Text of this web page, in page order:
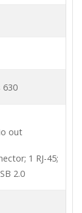
630
out
1 RJ-45;
2.0